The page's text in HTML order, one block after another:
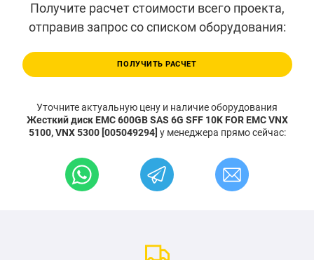
Получите расчет стоимости всего проекта,
отправив запрос со списком оборудования:
ПОЛУЧИТЬ РАСЧЕТ
Уточните актуальную цену и наличие оборудования
Жесткий диск EMC 600GB SAS 6G SFF 10K FOR EMC VNX
5100, VNX 5300 [005049294] у менеджера прямо сейчас: